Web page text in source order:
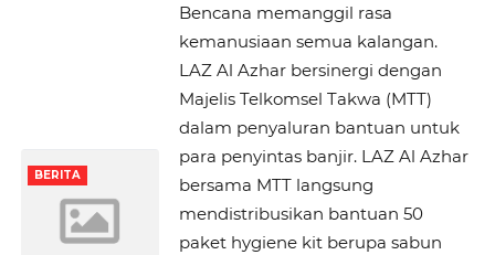
BERITA
Bencana memanggil rasa
kemanusiaan semua kalangan.
LAZ Al Azhar bersinergi dengan
Majelis Telkomsel Takwa (MTT)
dalam penyaluran bantuan untuk
para penyintas banjir. LAZ Al Azhar
bersama MTT langsung
mendistribusikan bantuan 50
paket hygiene kit berupa sabun